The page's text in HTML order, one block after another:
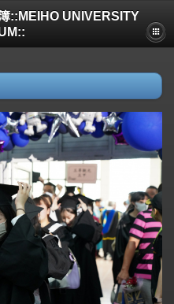
::MEIHO UNIVERSITY